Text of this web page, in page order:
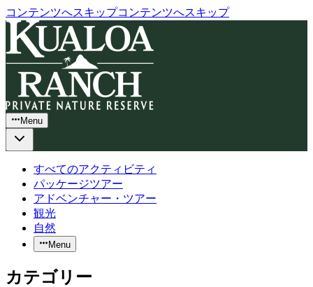
コンテンツへスキップコンテンツへスキップ
Menu
すべてのアクティビティ
パッケージツアー
アドベンチャー・ツアー
観光
自然
Menu
カテゴリー